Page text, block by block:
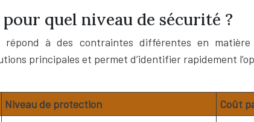
quel niveau de sécurité ?
répond à des contraintes différentes en
principales et permet d’identifier rapidement
Niveau de protection Coût